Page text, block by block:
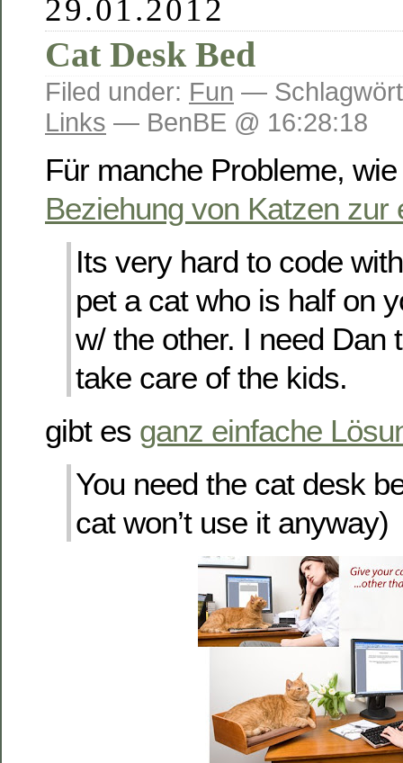
29.01.2012
Cat Desk Bed
Filed under: Fun —
Links — BenBE @ 16:28:18
Für manche Probleme,
Beziehung von Katzen zur
Its very hard to code
pet a cat who is half on
w/ the other. I need Dan
take care of the kids.
gibt es ganz einfache
You need the cat desk
cat won’t use it anyway)